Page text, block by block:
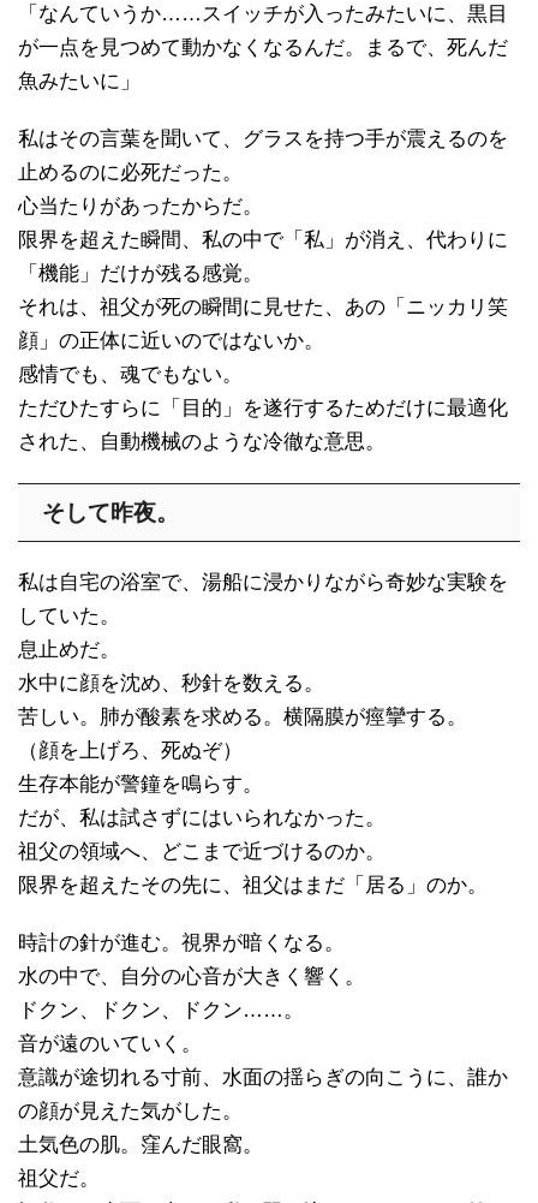
「なんていうか……スイッチが入ったみたいに、黒目
が一点を見つめて動かなくなるんだ。まるで、死んだ
魚みたいに」
私はその言葉を聞いて、グラスを持つ手が震えるのを
止めるのに必死だった。
心当たりがあったからだ。
限界を超えた瞬間、私の中で「私」が消え、代わりに
「機能」だけが残る感覚。
それは、祖父が死の瞬間に見せた、あの「ニッカリ笑
顔」の正体に近いのではないか。
感情でも、魂でもない。
ただひたすらに「目的」を遂行するためだけに最適化
された、自動機械のような冷徹な意思。
そして昨夜。
私は自宅の浴室で、湯船に浸かりながら奇妙な実験を
していた。
息止めだ。
水中に顔を沈め、秒針を数える。
苦しい。肺が酸素を求める。横隔膜が痙攣する。
（顔を上げろ、死ぬぞ）
生存本能が警鐘を鳴らす。
だが、私は試さずにはいられなかった。
祖父の領域へ、どこまで近づけるのか。
限界を超えたその先に、祖父はまだ「居る」のか。
時計の針が進む。視界が暗くなる。
水の中で、自分の心音が大きく響く。
ドクン、ドクン、ドクン……。
音が遠のいていく。
意識が途切れる寸前、水面の揺らぎの向こうに、誰か
の顔が見えた気がした。
土気色の肌。窪んだ眼窩。
祖父だ。